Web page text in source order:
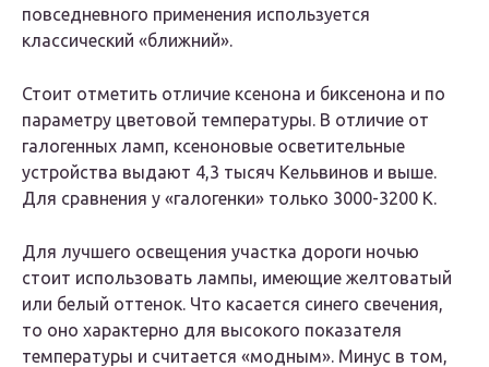
повседневного применения используется
классический «ближний».
Стоит отметить отличие ксенона и биксенона и по
параметру цветовой температуры. В отличие от
галогенных ламп, ксеноновые осветительные
устройства выдают 4,3 тысяч Кельвинов и выше.
Для сравнения у «галогенки» только 3000-3200 К.
Для лучшего освещения участка дороги ночью
стоит использовать лампы, имеющие желтоватый
или белый оттенок. Что касается синего свечения,
то оно характерно для высокого показателя
температуры и считается «модным». Минус в том,